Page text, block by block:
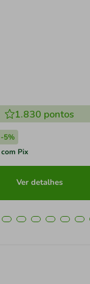
1.830 pontos
-5%
Pix
Ver detalhes